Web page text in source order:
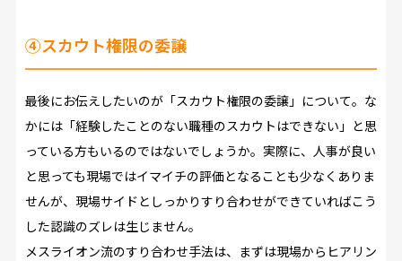
④スカウト権限の委譲
最後にお伝えしたいのが「スカウト権限の委譲」について。な
かには「経験したことのない職種のスカウトはできない」と思
っている方もいるのではないでしょうか。実際に、人事が良い
と思っても現場ではイマイチの評価となることも少なくありま
せんが、現場サイドとしっかりすり合わせができていればこう
した認識のズレは生じません。
メスライオン流のすり合わせ手法は、まずは現場からヒアリン